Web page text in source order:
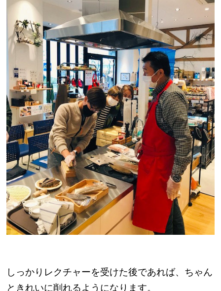
しっかりレクチャーを受けた後であれば、ちゃん
ときれいに削れるようになります。